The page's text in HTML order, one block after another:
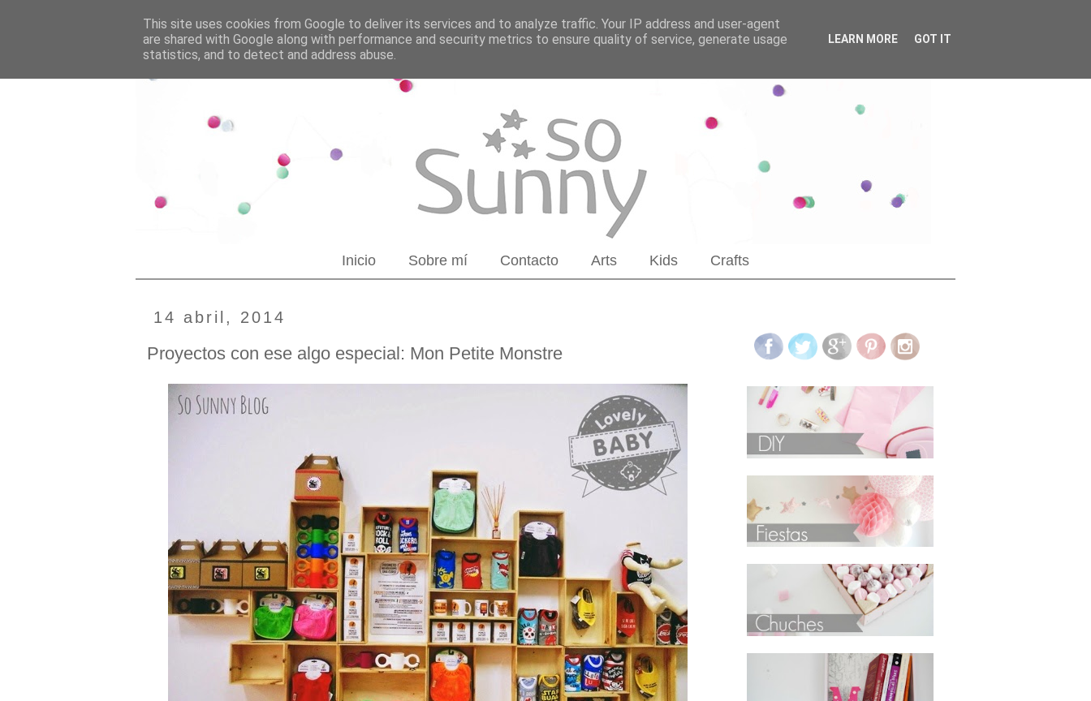
Inicio Sobre mí Contacto Arts Kids Crafts
14 abril, 2014
Proyectos con ese algo especial: Mon Petite Monstre
This site uses cookies from Google to deliver its services and to analyze traffic. Your IP address and user-agent
are shared with Google along with performance and security metrics to ensure quality of service, generate usage
statistics, and to detect and address abuse.
LEARN MORE GOT IT